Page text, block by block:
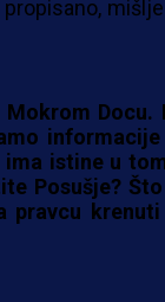
Docu.
informacije
istine u
Posušje?
pravcu krenuti